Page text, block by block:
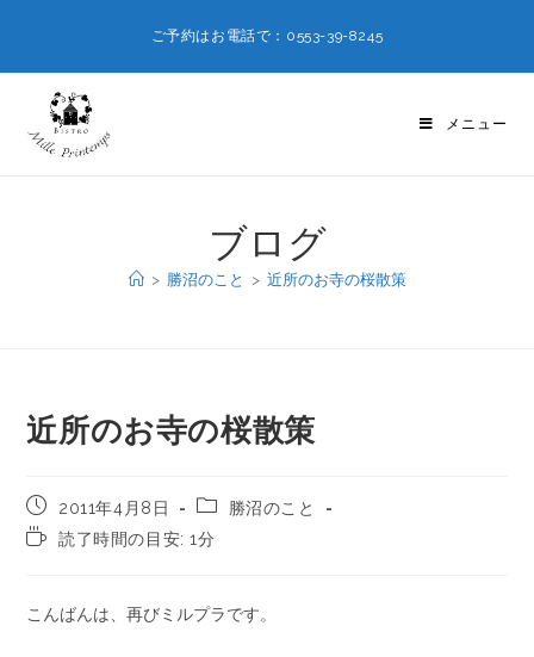
ご予約はお電話で：0553-39-8245
メニュー
ブログ
> 勝沼のこと > 近所のお寺の桜散策
近所のお寺の桜散策
2011年4月8日
勝沼のこと
読了時間の目安: 1分
こんばんは、再びミルプラです。